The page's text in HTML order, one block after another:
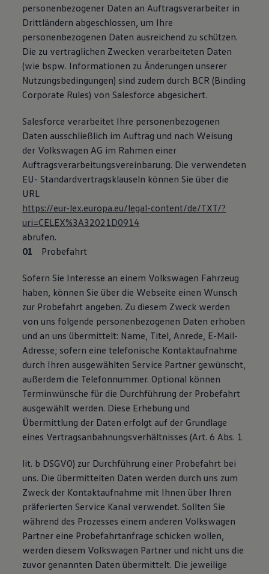
personenbezogener Daten an Auftragsverarbeiter in
Drittländern abgeschlossen, um Ihre
personenbezogenen Daten ausreichend zu schützen.
Die zu vertraglichen Zwecken verarbeiteten Daten
(wie bspw. Informationen zu Änderungen unserer
Nutzungsbedingungen) sind zudem durch BCR (Binding
Corporate Rules) von Salesforce abgesichert.
Salesforce verarbeitet Ihre personenbezogenen
Daten ausschließlich im Auftrag und nach Weisung
der Volkswagen AG im Rahmen einer
Auftragsverarbeitungsvereinbarung. Die verwendeten
EU- Standardvertragsklauseln können Sie über die
URL
https://eur-lex.europa.eu/legal-content/de/TXT/?
uri=CELEX%3A32021D0914
abrufen.
Probefahrt
Sofern Sie Interesse an einem Volkswagen Fahrzeug
haben, können Sie über die Webseite einen Wunsch
zur Probefahrt angeben. Zu diesem Zweck werden
von uns folgende personenbezogenen Daten erhoben
und an uns übermittelt: Name, Titel, Anrede, E-Mail-
Adresse; sofern eine telefonische Kontaktaufnahme
durch Ihren ausgewählten Service Partner gewünscht,
außerdem die Telefonnummer. Optional können
Terminwünsche für die Durchführung der Probefahrt
ausgewählt werden. Diese Erhebung und
Übermittlung der Daten erfolgt auf der Grundlage
eines Vertragsanbahnungsverhältnisses (Art. 6 Abs. 1
lit. b DSGVO) zur Durchführung einer Probefahrt bei
uns. Die übermittelten Daten werden durch uns zum
Zweck der Kontaktaufnahme mit Ihnen über Ihren
präferierten Service Kanal verwendet. Sollten Sie
während des Prozesses einem anderen Volkswagen
Partner eine Probefahrtanfrage schicken wollen,
werden diesem Volkswagen Partner und nicht uns die
zuvor genannten Daten übermittelt. Die jeweilige